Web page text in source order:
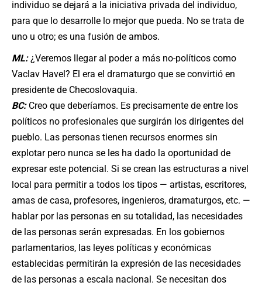
individuo se dejará a la iniciativa privada del individuo,
para que lo desarrolle lo mejor que pueda. No se trata de
uno u otro; es una fusión de ambos.
ML:¿Veremos llegar al poder a más no-políticos como
Vaclav Havel? El era el dramaturgo que se convirtió en
presidente de Checoslovaquia.
BC:Creo que deberíamos. Es precisamente de entre los
políticos no profesionales que surgirán los dirigentes del
pueblo. Las personas tienen recursos enormes sin
explotar pero nunca se les ha dado la oportunidad de
expresar este potencial. Si se crean las estructuras a nivel
local para permitir a todos los tipos — artistas, escritores,
amas de casa, profesores, ingenieros, dramaturgos, etc. —
hablar por las personas en su totalidad, las necesidades
de las personas serán expresadas. En los gobiernos
parlamentarios, las leyes políticas y económicas
establecidas permitirán la expresión de las necesidades
de las personas a escala nacional. Se necesitan dos